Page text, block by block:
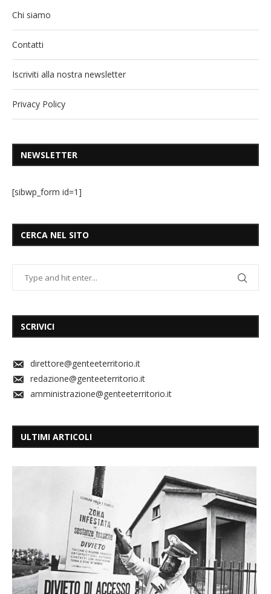
Chi siamo
Contatti
Iscriviti alla nostra newsletter
Privacy Policy
NEWSLETTER
[sibwp_form id=1]
CERCA NEL SITO
SCRIVICI
direttore@genteeterritorio.it
redazione@genteeterritorio.it
amministrazione@genteeterritorio.it
ULTIMI ARTICOLI